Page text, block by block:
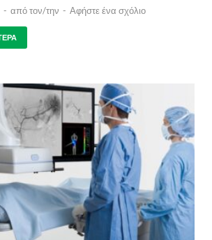
- από τον/την - Αφήστε ένα σχόλιο